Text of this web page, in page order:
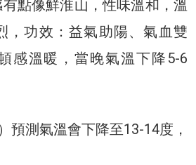
點像鮮淮山，性味溫和，溫
，功效：益氣助陽、氣血雙
感溫暖，當晚氣溫下降5-6
預測氣溫會下降至13-14度，